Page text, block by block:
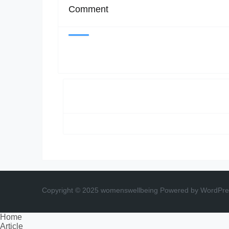
Comment
Copyright © 2025 womenswellbeing Powered by
Home
Article